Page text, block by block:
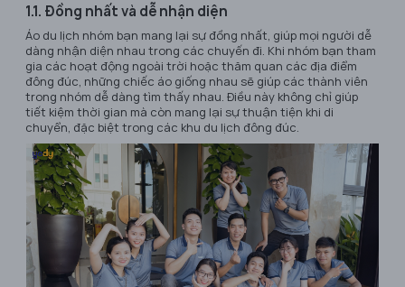
1.1. Đồng nhất và dễ nhận diện
Áo du lịch nhóm bạn mang lại sự đồng nhất, giúp mọi người dễ
dàng nhận diện nhau trong các chuyến đi. Khi nhóm bạn tham
gia các hoạt động ngoài trời hoặc thăm quan các địa điểm
đông đúc, những chiếc áo giống nhau sẽ giúp các thành viên
trong nhóm dễ dàng tìm thấy nhau. Điều này không chỉ giúp
tiết kiệm thời gian mà còn mang lại sự thuận tiện khi di
chuyển, đặc biệt trong các khu du lịch đông đúc.